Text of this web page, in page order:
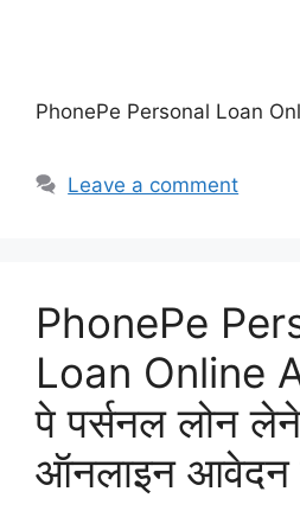
PhonePe Personal Loan
Leave a comment
PhonePe
Loan Online
पे पर्सनल लोन
ऑनलाइन